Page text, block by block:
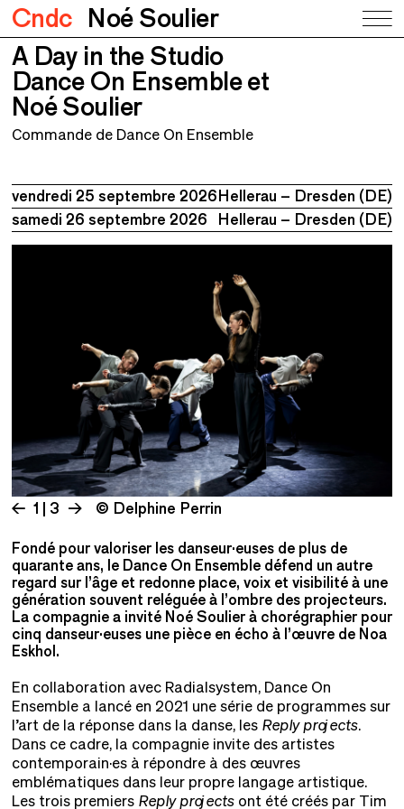
Cndc Noé Soulier
A Day in the Studio
Dance On Ensemble et Noé Soulier
A Day in the Studio
Dance On Ensemble et
Noé Soulier
Commande de Dance On Ensemble
vendredi 25 septembre 2026Hellerau – Dresden (DE)
samedi 26 septembre 2026
Hellerau – Dresden (DE)
1 | 3 © Delphine Perrin
Fondé pour valoriser les danseur·euses de plus de
quarante ans, le Dance On Ensemble défend un autre
regard sur l’âge et redonne place, voix et visibilité à une
génération souvent reléguée à l’ombre des projecteurs.
La compagnie a invité Noé Soulier à chorégraphier pour
cinq danseur·euses une pièce en écho à l’œuvre de Noa
Eskhol.
En collaboration avec Radialsystem, Dance On
Ensemble a lancé en 2021 une série de programmes sur
l’art de la réponse dans la danse, les Reply projects.
Dans ce cadre, la compagnie invite des artistes
contemporain·es à répondre à des œuvres
emblématiques dans leur propre langage artistique.
Les trois premiers Reply projectsont été créés par Tim